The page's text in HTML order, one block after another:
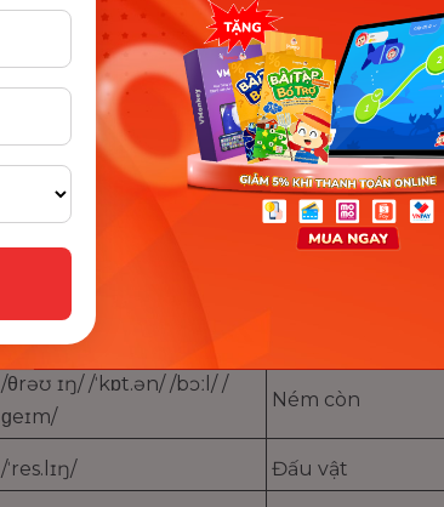
/ˈreɪ.sɪŋ/ /bəʊt/ Đua thuyền
/raɪs/ /ˈkʊk.ɪŋ/ /ˌkɒm.pə
ˈtɪʃ.ən/
Cuộc thi thổi cơm
/ˈspɪn.ɪŋ/ /tɒps/ Bổ quay
/stɪlts/ /ˈwɔː.kɪŋ/ Đi cà kheo
/sweɪ ɪŋ/ /bæk/ /ænd/ /fɔːθ/
/tʌɡ/ /əv/ /wɔːr/
/θrəʊ ɪŋ/ /ˈkɒt.ən/ /bɔːl/ /
ɡeɪm/
Ném còn
/ˈres.lɪŋ/ Đấu vật